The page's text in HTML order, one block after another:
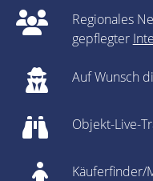
Regionales
gepflegter
Auf Wunsch
Objekt-Live-
Käuferfinder/